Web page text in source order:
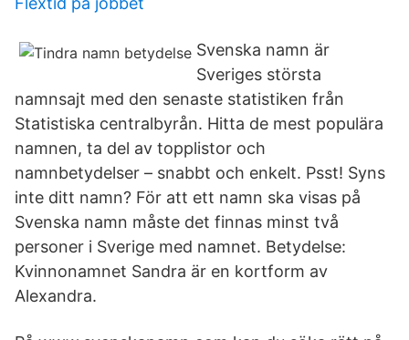
Svenska namn är
Sveriges största
namnsajt med den senaste statistiken från
Statistiska centralbyrån. Hitta de mest populära
namnen, ta del av topplistor och
namnbetydelser – snabbt och enkelt. Psst! Syns
inte ditt namn? För att ett namn ska visas på
Svenska namn måste det finnas minst två
personer i Sverige med namnet. Betydelse:
Kvinnonamnet Sandra är en kortform av
Alexandra.